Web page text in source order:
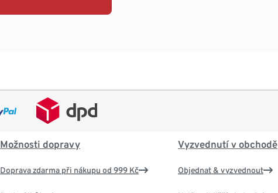
Možnosti dopravy
Doprava zdarma při nákupu od 999 Kč
Vyzvednutí v obchodě
Objednat & vyzvednout